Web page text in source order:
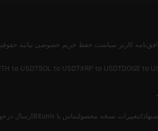
کاربر سیاست حفظ حریم خصوصی بیانیه حقوقی
to USDTSOL to USDTXRP to USDTDOGE to
تغییرات نسخه محصولتماس با Bitunix ارسال